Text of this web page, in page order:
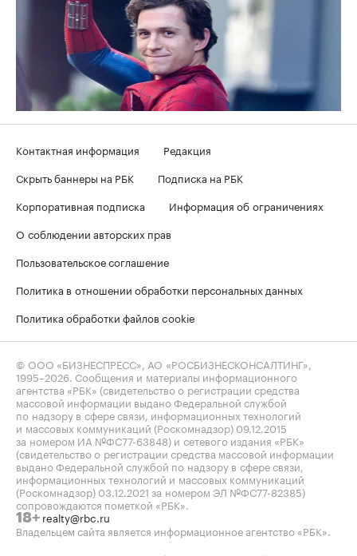
Контактная информация
Редакция
Скрыть баннеры на РБК
Подписка на РБК
Корпоративная подписка
Информация об ограничениях
О соблюдении авторских прав
Пользовательское соглашение
Политика в отношении обработки персональных данных
Политика обработки файлов cookie
© ООО «БИЗНЕСПРЕСС», АО «РОСБИЗНЕСКОНСАЛТИНГ»,
1995–2026 . Сообщения и материалы информационного
агентства «РБК» (свидетельство о регистрации средства
массовой информации выдано Федеральной службой
по надзору в сфере связи, информационных технологий
и массовых коммуникаций (Роскомнадзор) 09.12.2015
за номером ИА №ФС77-63848) и сетевого издания «РБК»
(свидетельство о регистрации средства массовой информации
выдано Федеральной службой по надзору в сфере связи,
информационных технологий и массовых коммуникаций
(Роскомнадзор) 03.12.2021 за номером ЭЛ №ФС77-82385)
сопровождаются пометкой «РБК».
18+ realty@rbc.ru
Владельцем сайта является информационное агентство «РБК».